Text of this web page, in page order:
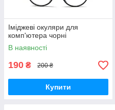
Іміджеві окуляри для
комп'ютера чорні
В наявності
190 ₴ 200 ₴
Купити